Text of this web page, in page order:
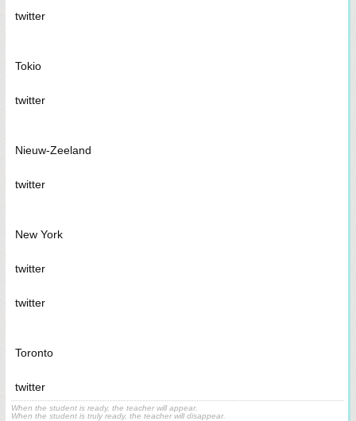
twitter
Tokio
twitter
Nieuw-Zeeland
twitter
New York
twitter
twitter
Toronto
twitter
When the student is ready, the teacher will appear.
When the student is truly ready, the teacher will disappear.